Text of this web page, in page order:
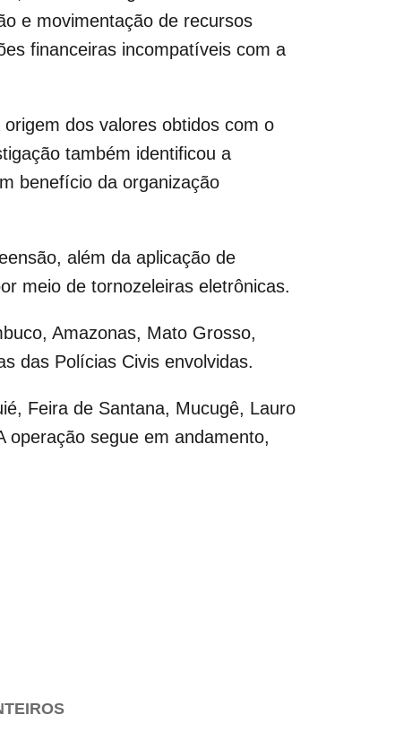
e movimentação de recursos
financeiras incompatíveis com a
dos valores obtidos com o
também identificou a
benefício da organização
além da aplicação de
meio de tornozeleiras eletrônicas.
Amazonas, Mato Grosso,
das Polícias Civis envolvidas.
Feira de Santana, Mucugê, Lauro
operação segue em andamento,